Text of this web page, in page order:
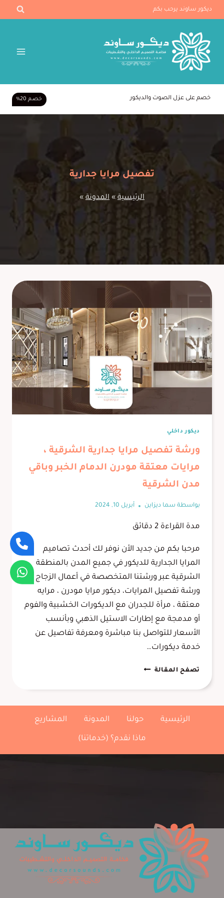
التجاوز
إلى
المحتوى
ديكور ساوند يرحب بكم
خصم على عزل الصوت والديكور خصـم 20%
تفصيل مرايا جدارية
الرئيسية » المدونة »
ديكور داخلي
ورشة تفصيل مرايا جدارية الشرقية ،
مرايات معتقة مودرن الدمام الخبر وباقي
مدن الشرقية
بواسطة سما ديزاين أبريل 10, 2024
مدة القراءة دقائق
مرحبا بكم من جديد الأن نوفر لك أحدث تصاميم
المرايا الجدارية للديكور في جميع المدن بالمنطقة
الشرقية عبر ورشتنا المتخصصة في أعمال الزجاج
ورشة تفصيل المرايات، ديكور مرايا مودرن ، مرايه
معتقة ، مرأة للجدران مع الديكورات الخشبية والفوم
أو مدمجة مع إطارات الاستيل الذهبي وبأنسب
الأسعار للتواصل بنا مباشرة ومعرفة تفاصيل عن
خدمة ديكورات…
تصفح المقالةورشة
مرايا
الشرقية
مرايات
الرئيسية حولنا المدونة المشاريع
ماذا نقدم؟ (خدماتنا)